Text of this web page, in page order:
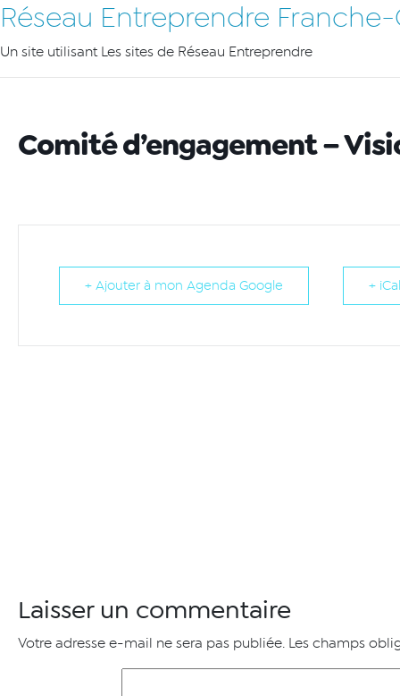
Réseau Entreprendre
Un site utilisant Les sites de Réseau Entreprendre
Comité d’engagement –
+ Ajouter à mon Agenda Google +
Laisser un commentaire
Votre adresse e-mail ne sera pas publiée. Les champs